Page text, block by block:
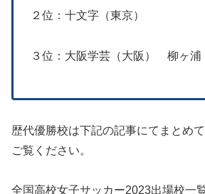
２位：十文字（東京）
３位：大阪学芸（大阪） 柳ヶ浦
歴代優勝校は下記の記事にてまとめ
ご覧ください。
全国高校女子サッカー2023出場校一